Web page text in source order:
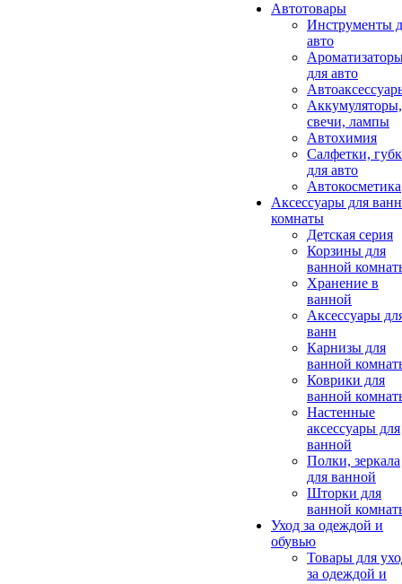
Автотовары
Инструменты
авто
для авто
Аккумуляторы,
свечи, лампы
Автохимия
Салфетки,
для авто
Автокосметика
Аксессуары для
комнаты
Детская серия
Корзины для
ванной
Хранение в
ванной
Аксессуары
ванн
Карнизы для
ванной
Коврики для
ванной
Настенные
аксессуары для
ванной
Полки, зеркала
для ванной
Шторки для
ванной
Уход за одеждой и
обувью
Товары для
за одеждой и